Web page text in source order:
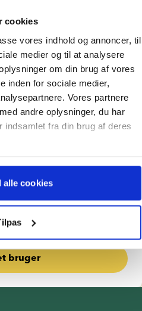
cookies
vores indhold og annoncer, til
medier og til at analysere
om din brug af vores
inden for sociale medier,
Vores partnere
andre oplysninger, du har
indsamlet fra din brug af deres
alle cookies
er et valg for livet - et
denne vej til at blive
lidt tid på at sætte dig ind
familie.
vejlede alle familier, der er
en række aktiviteter og
forældre og donorbørn.
til vores hjemmeside for
om vores sæddonorer. Klik
oprette dit gratis login.
bruger